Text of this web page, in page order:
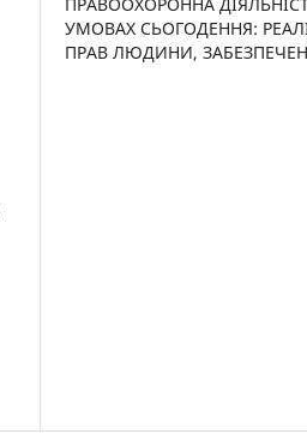
ПРАВООХОРОННА
УМОВАХ СЬОГОДЕННЯ:
ПРАВ ЛЮДИНИ, ЗАБЕЗПЕЧЕН